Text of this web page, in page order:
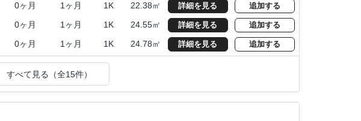
0ヶ月 1ヶ月 1K 22.38㎡ 詳細を見る 追加する
0ヶ月 1ヶ月 1K 24.55㎡ 詳細を見る 追加する
0ヶ月 1ヶ月 1K 24.78㎡ 詳細を見る 追加する
すべて見る（全15件）